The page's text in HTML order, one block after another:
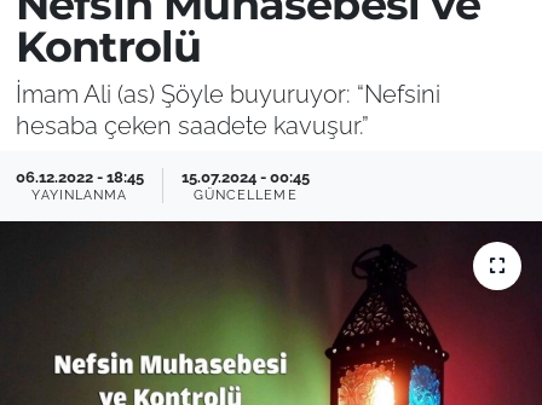
Kontrolü
İmam Ali (as) Şöyle buyuruyor: “Nefsini
hesaba çeken saadete kavuşur.”
06.12.2022 - 18:45
YAYINLANMA
15.07.2024 - 00:45
GÜNCELLEME